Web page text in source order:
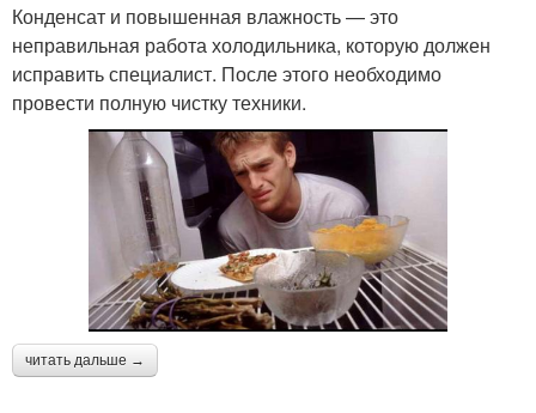
Конденсат и повышенная влажность — это
неправильная работа холодильника, которую должен
исправить специалист. После этого необходимо
провести полную чистку техники.
читать дальше →